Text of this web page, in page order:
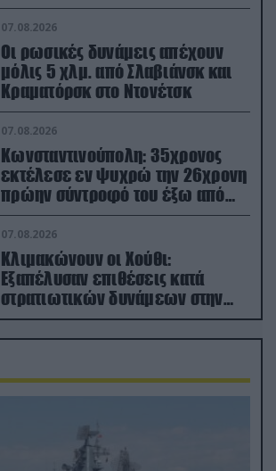
07.08.2026
Οι ρωσικές δυνάμεις απέχουν
μόλις 5 χλμ. από Σλαβιάνσκ και
Κραματόρσκ στο Ντονέτσκ
07.08.2026
Κωνσταντινούπολη: 35χρονος
εκτέλεσε εν ψυχρώ την 26χρονη
πρώην σύντροφό του έξω από
φαρμακείο (βίντεο)
07.08.2026
Κλιμακώνουν οι Χούθι:
Eξαπέλυσαν επιθέσεις κατά
στρατιωτικών δυνάμεων στην
Υεμένη – Πλήγματα & στη
Σαουδική Αραβία!